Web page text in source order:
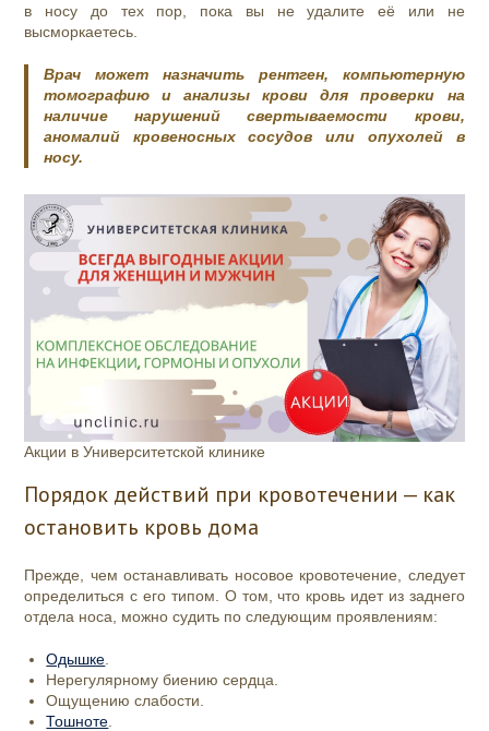
в носу до тех пор, пока вы не удалите её или не
высморкаетесь.
Врач может назначить рентген, компьютерную
томографию и анализы крови для проверки на
наличие нарушений свертываемости крови,
аномалий кровеносных сосудов или опухолей в
носу.
Акции в Университетской клинике
Порядок действий при кровотечении — как
остановить кровь дома
Прежде, чем останавливать носовое кровотечение, следует
определиться с его типом. О том, что кровь идет из заднего
отдела носа, можно судить по следующим проявлениям:
Одышке
Нерегулярному биению сердца.
Ощущению слабости.
Тошноте